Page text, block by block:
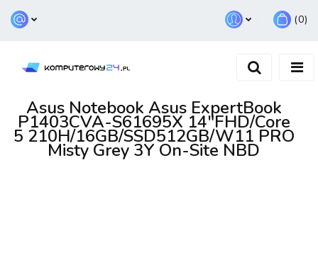
Zarejestruj się
(0)
Asus Notebook Asus ExpertBook
P1403CVA-S61695X 14"FHD/Core
5 210H/16GB/SSD512GB/W11 PRO
Misty Grey 3Y On-Site NBD